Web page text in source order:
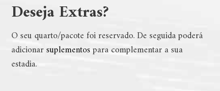
Deseja Extras?
O seu quarto/pacote foi reservado. De seguida poderá
adicionarsuplementospara complementar a sua
estadia.